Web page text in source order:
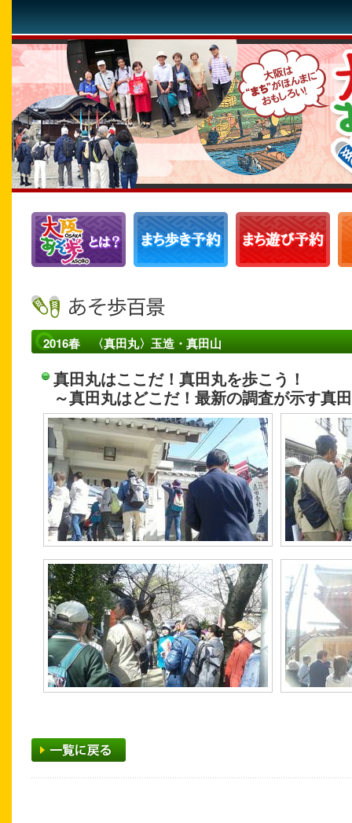
2016春 〈真田丸〉玉造・真田山
真田丸はここだ！真田丸を歩こう！
～真田丸はどこだ！最新の調査が示す真